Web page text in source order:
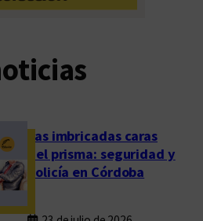
Las imbricadas caras
del prisma: seguridad y
policía en Córdoba